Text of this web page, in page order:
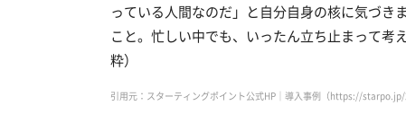
っている人間なのだ」と自分自身の核に気づき
こと。忙しい中でも、いったん立ち止まって考
粋）
引用元：スターティングポイント公式HP｜導入事例（https://